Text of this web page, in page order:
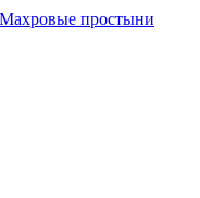
Махровые простыни